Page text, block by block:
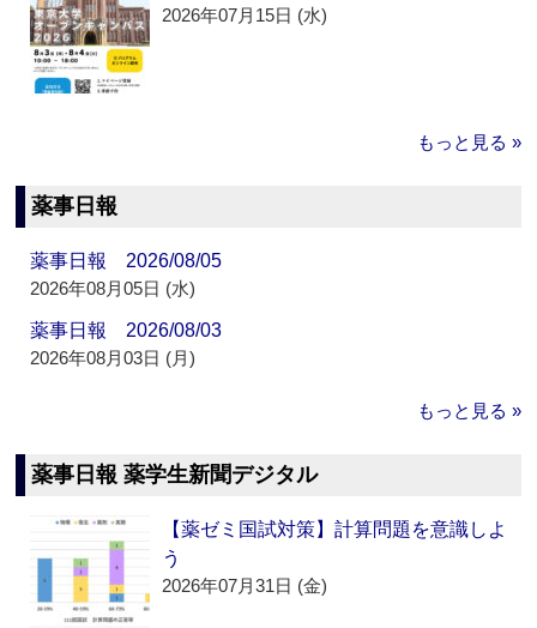
2026年07月15日 (水)
もっと見る »
薬事日報
薬事日報 2026/08/05
2026年08月05日 (水)
薬事日報 2026/08/03
2026年08月03日 (月)
もっと見る »
薬事日報 薬学生新聞デジタル
【薬ゼミ国試対策】計算問題を意識しよ
う
2026年07月31日 (金)